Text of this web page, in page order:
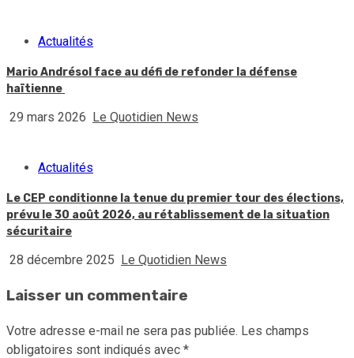
Actualités
Mario Andrésol face au défi de refonder la défense
haïtienne
29 mars 2026 Le Quotidien News
Actualités
Le CEP conditionne la tenue du premier tour des élections,
prévu le 30 août 2026, au rétablissement de la situation
sécuritaire
28 décembre 2025 Le Quotidien News
Laisser un commentaire
Votre adresse e-mail ne sera pas publiée. Les champs
obligatoires sont indiqués avec *